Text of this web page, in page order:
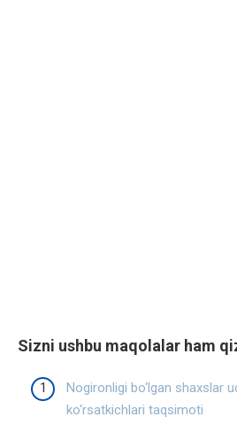
Sizni ushbu maqolalar ham
Nogironligi bo‘lgan shaxslar
ko‘rsatkichlari taqsimoti